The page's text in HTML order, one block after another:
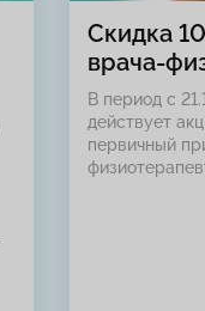
Скидка
врача-
В период с
действует
первичный